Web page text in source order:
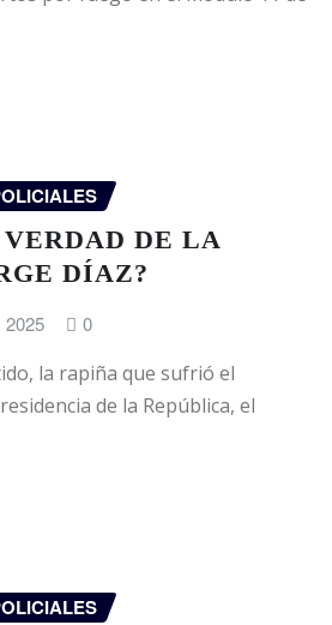
DE LA
DÍAZ?
2025 0
la rapiña que sufrió el
de la República, el